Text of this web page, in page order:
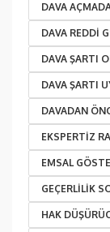
DAVA
DAVA REDDI
DAVA ŞARTI
DAVA ŞARTI
DAVADAN
EKSPERTIZ
EMSAL
GEÇERLILIK
HAK